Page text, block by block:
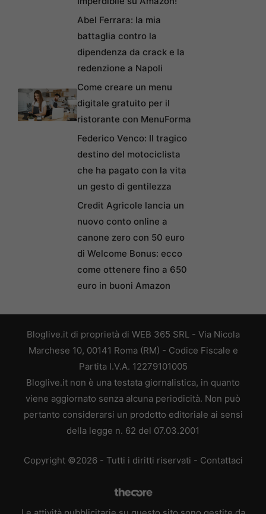
Abel Ferrara: la mia
battaglia contro la
dipendenza da crack e la
redenzione a Napoli
Come creare un menu
digitale gratuito per il
ristorante con MenuForma
Federico Venco: Il tragico
destino del motociclista
che ha pagato con la vita
un gesto di gentilezza
Credit Agricole lancia un
nuovo conto online a
canone zero con 50 euro
di Welcome Bonus: ecco
come ottenere fino a 650
euro in buoni Amazon
Bloglive.it di proprietà di WEB 365 SRL - Via Nicola
Marchese 10, 00141 Roma (RM) - Codice Fiscale e
Partita I.V.A. 12279101005
Bloglive.it non è una testata giornalistica, in quanto
viene aggiornato senza alcuna periodicità. Non può
pertanto considerarsi un prodotto editoriale ai sensi
della legge n. 62 del 07.03.2001
Copyright ©2026 - Tutti i diritti riservati - Contattaci